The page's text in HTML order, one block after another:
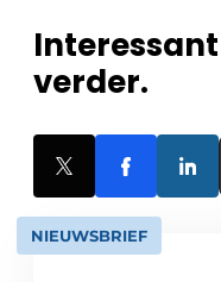
verder.
NIEUWSBRIEF